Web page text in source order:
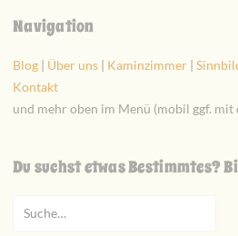
Navigation
Blog | Über uns | Kaminzimmer |
Kontakt
und mehr oben im Menü (mobil ggf.
Du suchst etwas Bestimmtes?